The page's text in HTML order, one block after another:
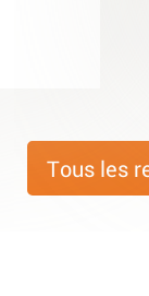
Tous les